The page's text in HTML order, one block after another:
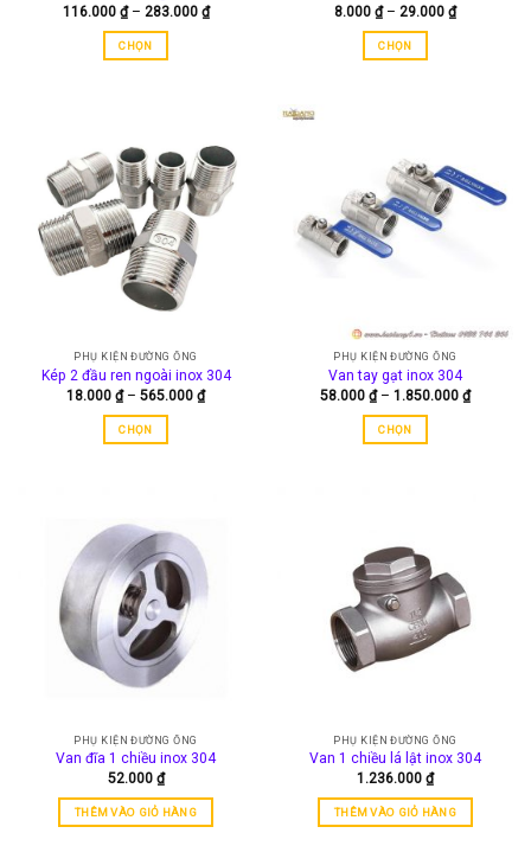
sản
116.000 ₫ – 283.000 ₫Khoảng
CHỌN
nhiều
biến
thể.
Các
tùy
chọn
có
chọn
trên
sản
8.000 ₫ – 29.000 ₫Khoảng
CHỌN
nhiều
biến
thể.
Các
được
chọn
trên
sản
PHỤ KIỆN ĐƯỜNG ỐNG
Kép 2 đầu ren ngoài inox 304
18.000 ₫ – 565.000 ₫Khoảng
giá:
CHỌN
nhiều
biến
thể.
Các
tùy
chọn
chọn
trên
trang
sản
PHỤ KIỆN ĐƯỜNG ỐNG
Van tay gạt inox 304
58.000 ₫ – 1.850.000 ₫Khoảng
giá:
CHỌN
nhiều
biến
thể.
Các
tùy
chọn
chọn
trên
trang
sản
PHỤ KIỆN ĐƯỜNG ỐNG
Van đĩa 1 chiều inox 304
52.000 ₫
THÊM VÀO GIỎ HÀNG
PHỤ KIỆN ĐƯỜNG ỐNG
Van 1 chiều lá lật inox 304
1.236.000 ₫
THÊM VÀO GIỎ HÀNG